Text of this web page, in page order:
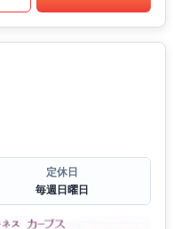
定休日
毎週日曜日